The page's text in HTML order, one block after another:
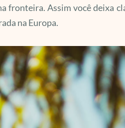
fronteira. Assim você deixa
na Europa.